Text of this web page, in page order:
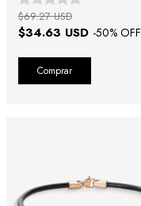
$34.63 USD -50% OFF
$69.27 USD
Comprar